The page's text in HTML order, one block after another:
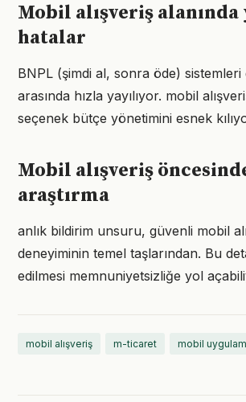
Mobil alışveriş alanında
hatalar
BNPL (şimdi al, sonra öde)
arasında hızla yayılıyor. mobil
seçenek bütçe yönetimini esnek
Mobil alışveriş
araştırma
anlık bildirim unsuru, güvenli mobil
deneyiminin temel taşlarından. Bu
edilmesi memnuniyetsizliğe yol
mobil alışveriş m-ticaret mobil